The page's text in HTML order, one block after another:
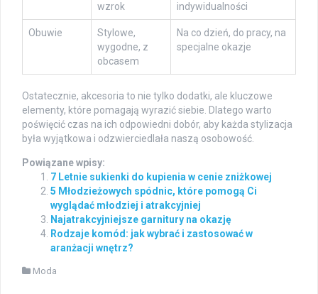
wzrok
indywidualności
Obuwie
Stylowe,
wygodne, z
obcasem
Na co dzień, do pracy, na
specjalne okazje
Ostatecznie, akcesoria to nie tylko dodatki, ale kluczowe
elementy, które pomagają wyrazić siebie. Dlatego warto
poświęcić czas na ich odpowiedni dobór, aby każda stylizacja
była wyjątkowa i odzwierciedlała naszą osobowość.
Powiązane wpisy:
7 Letnie sukienki do kupienia w cenie zniżkowej
5 Młodzieżowych spódnic, które pomogą Ci
wyglądać młodziej i atrakcyjniej
Najatrakcyjniejsze garnitury na okazję
Rodzaje komód: jak wybrać i zastosować w
aranżacji wnętrz?
Moda